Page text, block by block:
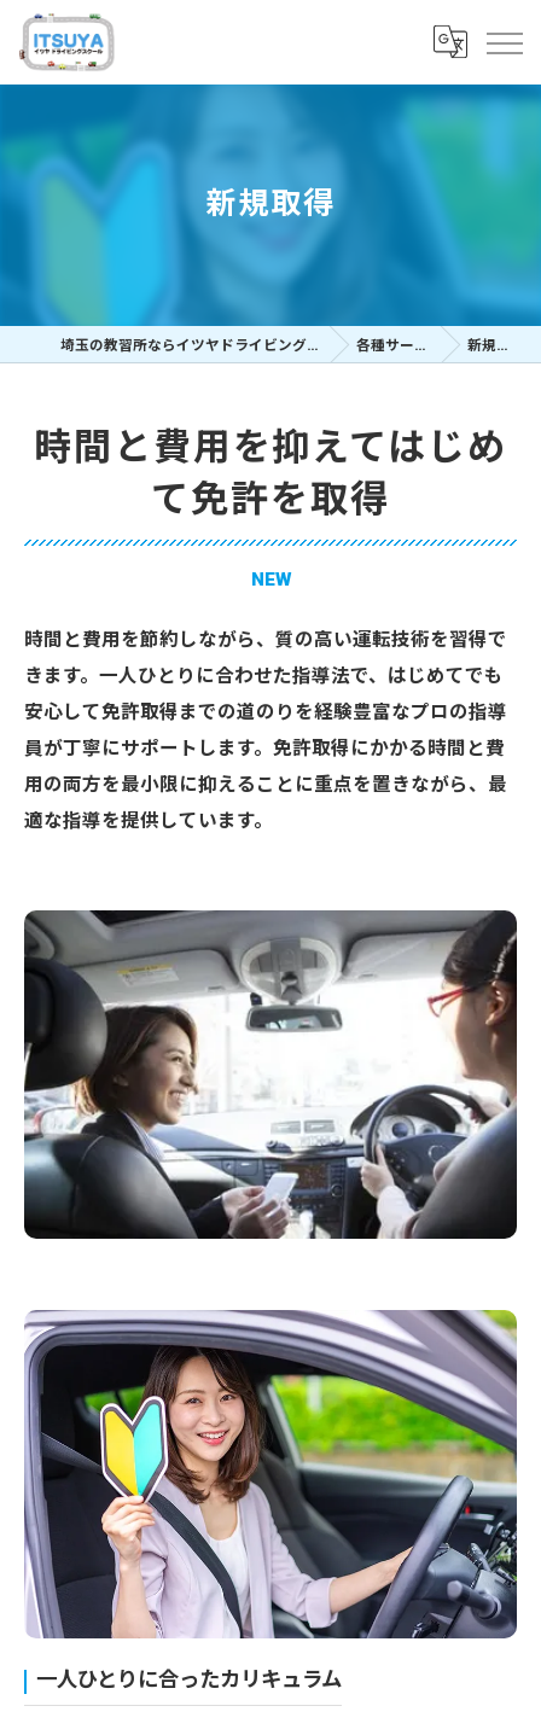
新規取得
埼玉の教習所ならイツヤドライビングスクール 各種サービス 新規取得
時間と費用を抑えてはじめ
て免許を取得
NEW
時間と費用を節約しながら、質の高い運転技術を習得で
きます。一人ひとりに合わせた指導法で、はじめてでも
安心して免許取得までの道のりを経験豊富なプロの指導
員が丁寧にサポートします。免許取得にかかる時間と費
用の両方を最小限に抑えることに重点を置きながら、最
適な指導を提供しています。
一人ひとりに合ったカリキュラム